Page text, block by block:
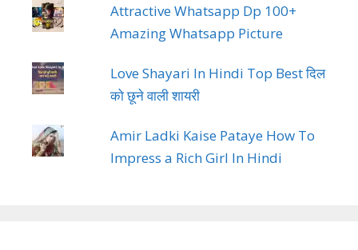
Attractive Whatsapp Dp 100+
Amazing Whatsapp Picture
Love Shayari In Hindi Top Best दिल
को छूने वाली शायरी
Amir Ladki Kaise Pataye How To
Impress a Rich Girl In Hindi